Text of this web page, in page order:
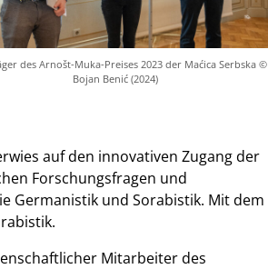
des Arnošt-Muka-Preises 2023 der Maćica Serbska ©
Bojan Benić (2024)
auf den innovativen Zugang der
Forschungsfragen und
Germanistik und Sorabistik. Mit dem
Mitarbeiter des